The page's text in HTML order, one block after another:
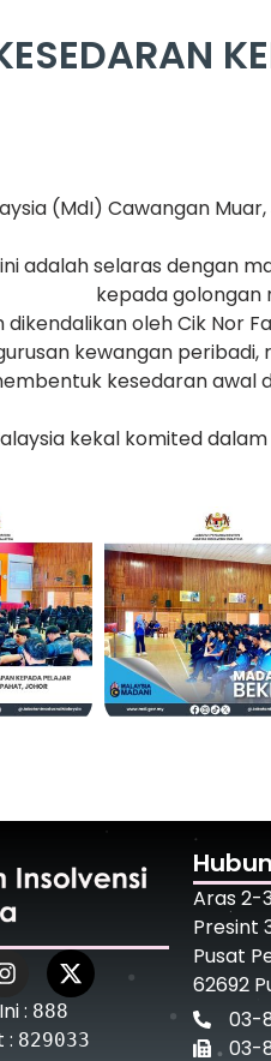
(MdI) Cawangan
adalah selaras dengan
kepada golongan
oleh Cik Nor
kewangan
kesedaran
kekal komited
: 888
: 829033
Aras 2-
Presint
Pusat
62692
03-
03-